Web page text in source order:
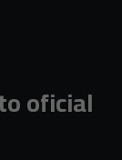
oficial